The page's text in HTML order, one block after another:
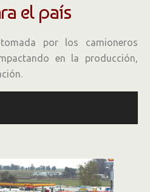
el país
por los camioneros
en la producción,